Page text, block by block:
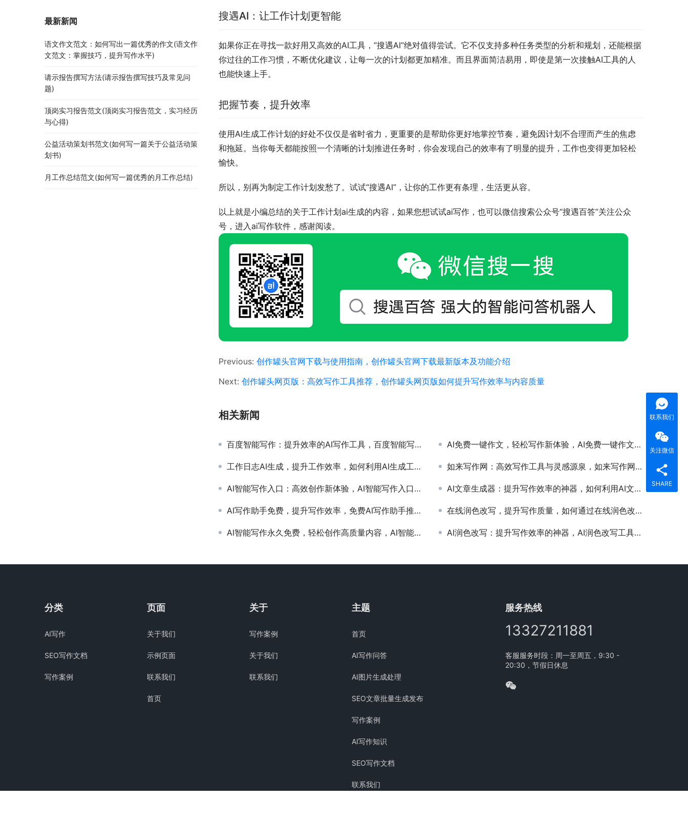
搜遇AI：让工作计划更智能
如果你正在寻找一款好用又高效的AI工具，“搜遇AI”绝对值得尝试。它不仅支持多种任务类型的分析和规划，还能根据
你过往的工作习惯，不断优化建议，让每一次的计划都更加精准。而且界面简洁易用，即使是第一次接触AI工具的人
也能快速上手。
把握节奏，提升效率
使用AI生成工作计划的好处不仅仅是省时省力，更重要的是帮助你更好地掌控节奏，避免因计划不合理而产生的焦虑
和拖延。当你每天都能按照一个清晰的计划推进任务时，你会发现自己的效率有了明显的提升，工作也变得更加轻松
愉快。
所以，别再为制定工作计划发愁了。试试“搜遇AI”，让你的工作更有条理，生活更从容。
以上就是小编总结的关于工作计划ai生成的内容，如果您想试试ai写作，也可以微信搜索公众号“搜遇百答”关注公众
号，进入ai写作软件，感谢阅读。
Previous: 创作罐头官网下载与使用指南，创作罐头官网下载最新版本及功能介绍
Next: 创作罐头网页版：高效写作工具推荐，创作罐头网页版如何提升写作效率与内容质量
相关新闻
百度智能写作：提升效率的AI写作工具，百度智能写作如何改变现代内容创作方式 AI免费一键作文，轻松写作新体验，AI免费一键作文工具推荐与使用教程
工作日志AI生成，提升工作效率，如何利用AI生成工作日志提高生产力 如来写作网：高效写作工具与灵感源泉，如来写作网如何提升你的写作效率和创意
AI智能写作入口：高效创作新体验，AI智能写作入口如何提升写作效率 AI文章生成器：提升写作效率的神器，如何利用AI文章生成器快速撰写高质量内容
AI写作助手免费，提升写作效率，免费AI写作助手推荐与使用教程 在线润色改写，提升写作质量，如何通过在线润色改写优化文章内容
AI智能写作永久免费，轻松创作高质量内容，AI智能写作工具永久免费使用指南 AI润色改写：提升写作效率的神器，AI润色改写工具如何提升文章质量与效率
最新新闻
语文作文范文：如何写出一篇优秀的作文(语文作
文范文：掌握技巧，提升写作水平)
请示报告撰写方法(请示报告撰写技巧及常见问
题)
顶岗实习报告范文(顶岗实习报告范文，实习经历
与心得)
公益活动策划书范文(如何写一篇关于公益活动策
划书)
月工作总结范文(如何写一篇优秀的月工作总结)
分类
AI写作
SEO写作文档
写作案例
页面
关于我们
示例页面
联系我们
首页
关于
写作案例
关于我们
联系我们
主题
首页
AI写作问答
AI图片生成处理
SEO文章批量生成发布
写作案例
AI写作知识
SEO写作文档
联系我们
服务热线
13327211881
客服服务时段：周一至周五，9:30 -
20:30，节假日休息
联系我们
关注微信
SHARE